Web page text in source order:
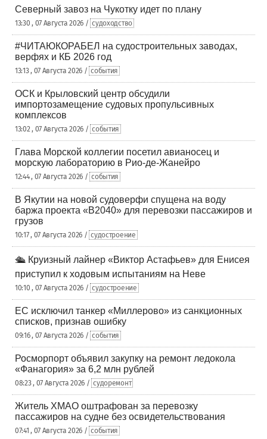
Северный завоз на Чукотку идет по плану
13:30 , 07 Августа 2026 / судоходство
#ЧИТАЮКОРАБЕЛ на судостроительных заводах,
верфях и КБ 2026 год
13:13 , 07 Августа 2026 / события
ОСК и Крыловский центр обсудили
импортозамещение судовых пропульсивных
комплексов
13:02 , 07 Августа 2026 / события
Глава Морской коллегии посетил авианосец и
морскую лабораторию в Рио-де-Жанейро
12:44 , 07 Августа 2026 / события
В Якутии на новой судоверфи спущена на воду
баржа проекта «В2040» для перевозки пассажиров и
грузов
10:17 , 07 Августа 2026 / судостроение
🛳️ Круизный лайнер «Виктор Астафьев» для Енисея
приступил к ходовым испытаниям на Неве
10:10 , 07 Августа 2026 / судостроение
ЕС исключил танкер «Миллерово» из санкционных
списков, признав ошибку
09:16 , 07 Августа 2026 / события
Росморпорт объявил закупку на ремонт ледокола
«Фанагория» за 6,2 млн рублей
08:23 , 07 Августа 2026 / судоремонт
Житель ХМАО оштрафован за перевозку
пассажиров на судне без освидетельствования
07:41 , 07 Августа 2026 / события